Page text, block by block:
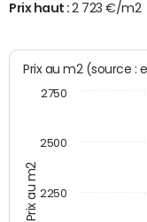
Prix haut :2 723 €/m2
Prix au m2
Prix au m2
2250
2500
2750